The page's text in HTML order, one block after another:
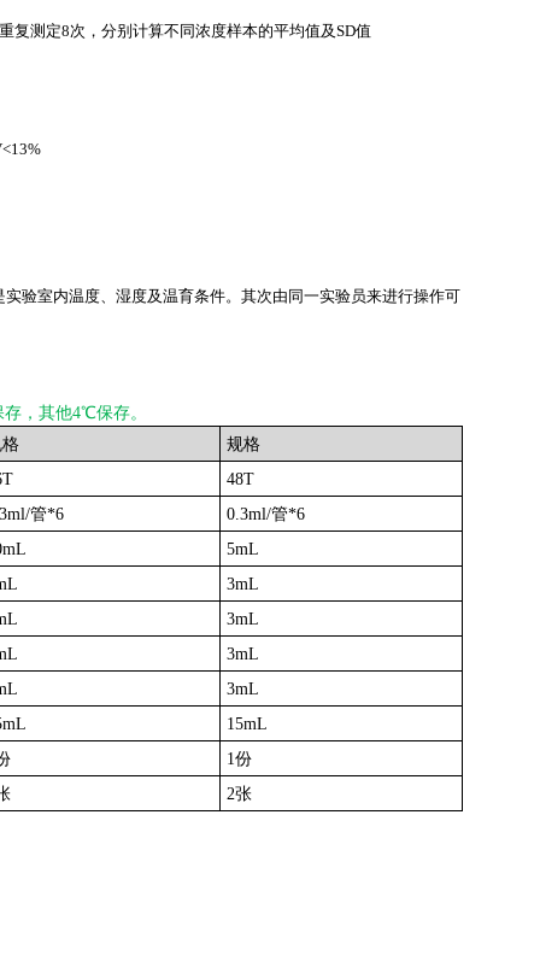
复测定8次，分别计算不同浓度样本的平均值及SD值
验室内温度、湿度及温育条件。其次由同一实验员来进行操作可
，其他4℃保存。
规格
48T
管*6
0.3ml/管*6
5mL
3mL
3mL
3mL
3mL
15mL
1份
2张